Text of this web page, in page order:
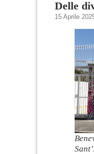
Delle
15 Aprile